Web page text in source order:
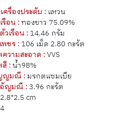
ครื่องประดับ : แหวน
อน :ทองขาว 75.09%
เรือน : 14.46 กรัม
ชร : 106 เม็ด 2.80 กะรัต
วามสะอาด :VVS
:น้ำ98%
ญมณี : มรกตแซมเบีย
ญมณี : 3.96 กะรัต
2.8*2.5 cm